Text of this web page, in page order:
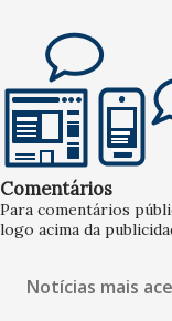
Comentários
Para comentários
logo acima da
Notícias mais